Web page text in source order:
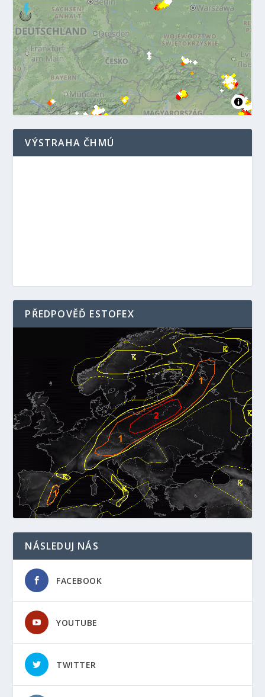
VÝSTRAHA ČHMÚ
PŘEDPOVĚĎ ESTOFEX
NÁSLEDUJ NÁS
FACEBOOK
YOUTUBE
TWITTER